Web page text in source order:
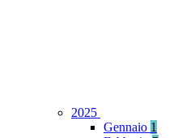
2025
Gennaio 1